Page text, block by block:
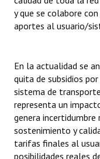
y que se colabore
aportes al usuario/
En la actualidad se
quita de subsidios
sistema de
representa un
genera incertidumbre
sostenimiento y
tarifas finales al
posibilidades reales